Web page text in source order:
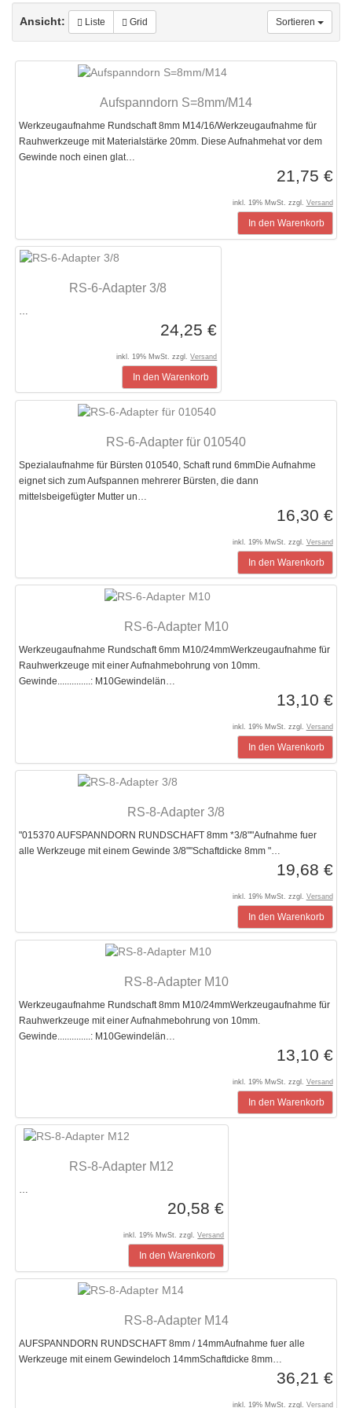
Ansicht: Liste Grid Sortieren
Aufspanndorn S=8mm/M14
Werkzeugaufnahme Rundschaft 8mm M14/16/Werkzeugaufnahme für
Rauhwerkzeuge mit Materialstärke 20mm. Diese Aufnahmehat vor dem
Gewinde noch einen glat…
21,75 €
inkl. 19% MwSt. zzgl. Versand
In den Warenkorb
RS-6-Adapter 3/8
…
24,25 €
inkl. 19% MwSt. zzgl.Versand
In den Warenkorb
RS-6-Adapter für 010540
Spezialaufnahme für Bürsten 010540, Schaft rund 6mmDie Aufnahme
eignet sich zum Aufspannen mehrerer Bürsten, die dann
mittelsbeigefügter Mutter un…
16,30 €
inkl. 19% MwSt. zzgl. Versand
In den Warenkorb
RS-6-Adapter M10
Werkzeugaufnahme Rundschaft 6mm M10/24mmWerkzeugaufnahme für
Rauhwerkzeuge mit einer Aufnahmebohrung von 10mm.
Gewinde..............: M10Gewindelän…
13,10 €
inkl. 19% MwSt. zzgl. Versand
In den Warenkorb
RS-8-Adapter 3/8
"015370 AUFSPANNDORN RUNDSCHAFT 8mm *3/8""Aufnahme fuer
alle Werkzeuge mit einem Gewinde 3/8""Schaftdicke 8mm "…
19,68 €
inkl. 19% MwSt. zzgl. Versand
In den Warenkorb
RS-8-Adapter M10
Werkzeugaufnahme Rundschaft 8mm M10/24mmWerkzeugaufnahme für
Rauhwerkzeuge mit einer Aufnahmebohrung von 10mm.
Gewinde..............: M10Gewindelän…
13,10 €
inkl. 19% MwSt. zzgl. Versand
In den Warenkorb
RS-8-Adapter M12
…
20,58 €
inkl. 19% MwSt. zzgl.Versand
In den Warenkorb
RS-8-Adapter M14
AUFSPANNDORN RUNDSCHAFT 8mm / 14mmAufnahme fuer alle
Werkzeuge mit einem Gewindeloch 14mmSchaftdicke 8mm…
36,21 €
inkl. 19% MwSt. zzgl. Versand